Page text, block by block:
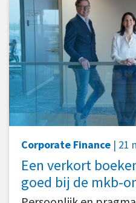
Corporate Finance | 21
Een verkort
goed bij de mkb-